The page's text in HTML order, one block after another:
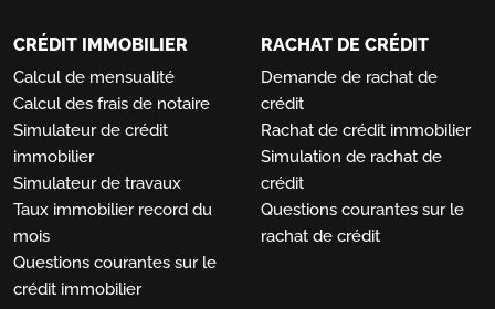
CRÉDIT IMMOBILIER
Calcul de mensualité
Calcul des frais de notaire
Simulateur de crédit
immobilier
Simulateur de travaux
Taux immobilier record du
mois
Questions courantes sur le
crédit immobilier
RACHAT DE CRÉDIT
Demande de rachat de
crédit
Rachat de crédit immobilier
Simulation de rachat de
crédit
Questions courantes sur le
rachat de crédit